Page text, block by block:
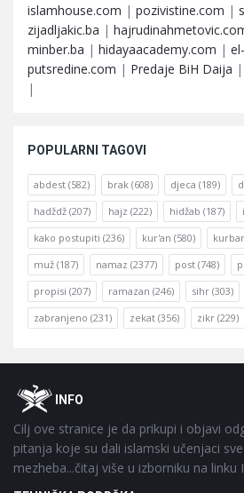
islamhouse.com | pozivistine.com |
zijadljakic.ba |
minber.ba | hidayaacademy.com |
putsredine.com | Predaje BiH Daija |
|
POPULARNI TAGOVI
abdest (582) brak (608) djeca (189)
hadždž (207) hajz (222) hidžab (187)
kako postupiti (236) kur'an (580)
muž (187) namaz (2377) post (748)
propisi (207) ramazan (246) sihr (303)
zabranjeno (231) zekat (356) zikr (229)
FooterOINFO
Cilj ove stranice je da prikupi i objavi
pitanja koje su dali islamski učenjaci
mezheba...čitaj više u izborniku na linku